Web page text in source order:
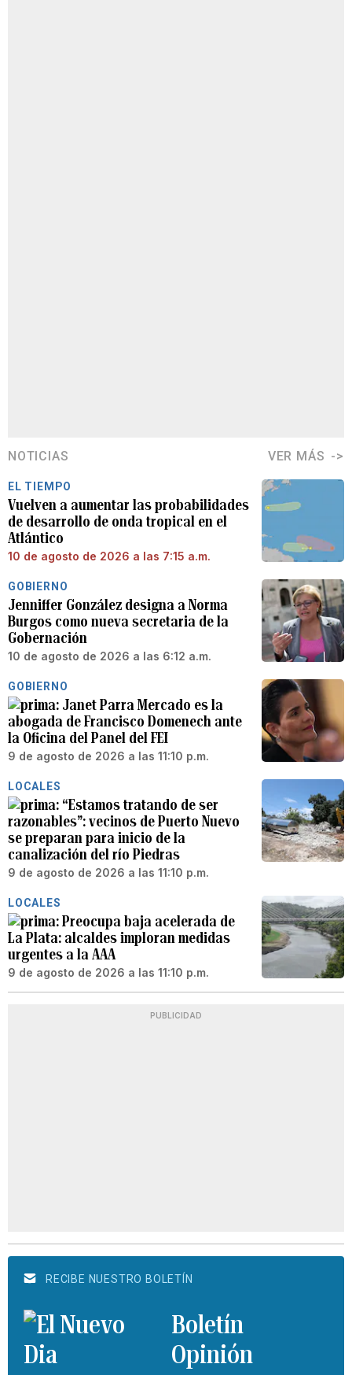
NOTICIAS VER MÁS
EL TIEMPO
Vuelven a aumentar las probabilidades
de desarrollo de onda tropical en el
Atlántico
10 de agosto de 2026 a las 7:15 a.m.
GOBIERNO
Jenniffer González designa a Norma
Burgos como nueva secretaria de la
Gobernación
10 de agosto de 2026 a las 6:12 a.m.
GOBIERNO
Janet Parra Mercado es la
abogada de Francisco Domenech ante
la Oficina del Panel del FEI
9 de agosto de 2026 a las 11:10 p.m.
LOCALES
“Estamos tratando de ser
razonables”: vecinos de Puerto Nuevo
se preparan para inicio de la
canalización del río Piedras
9 de agosto de 2026 a las 11:10 p.m.
LOCALES
Preocupa baja acelerada de
La Plata: alcaldes imploran medidas
urgentes a la AAA
9 de agosto de 2026 a las 11:10 p.m.
PUBLICIDAD
RECIBE NUESTRO BOLETÍN
Boletín
Opinión